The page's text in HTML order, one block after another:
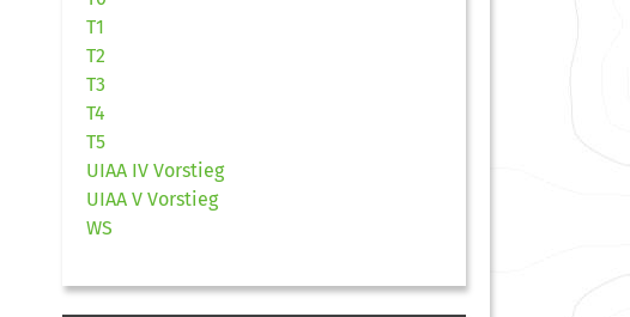
T1
T2
T3
T4
T5
UIAA IV Vorstieg
UIAA V Vorstieg
WS